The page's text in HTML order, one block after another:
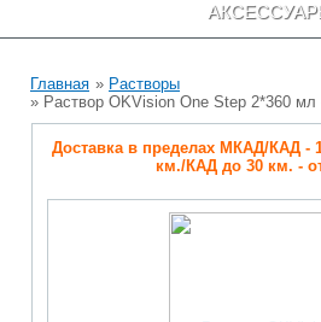
Главная » Растворы
» Раствор OKVision One Step 2*360 мл
Доставка в пределах МКАД/КАД -
км./КАД до 30 км. -